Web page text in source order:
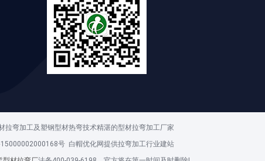
弯加工及塑钢型材热弯技术精湛的型材拉弯加工厂家
号 白帽优化网提供拉弯加工行业建站